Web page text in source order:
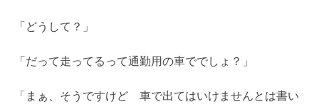
「どうして？」
「だって走ってるって通勤用の車ででしょ？」
「まぁ、そうですけど 車で出てはいけませんとは書い